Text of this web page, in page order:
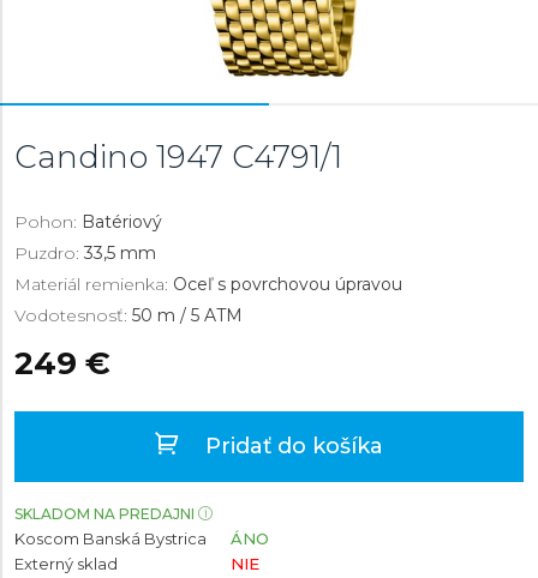
Candino 1947 C4791/1
Pohon: Batériový
Puzdro: 33,5 mm
Materiál remienka: Oceľ s povrchovou úpravou
Vodotesnosť: 50 m / 5 ATM
249 €
Pridať do košíka
SKLADOM NA PREDAJNI
Koscom Banská Bystrica
ÁNO
Externý sklad
NIE